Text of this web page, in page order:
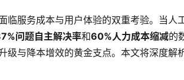
临服务成本与用户体验的双重考验。当人
问题自主解决率和60%人力成本缩减的
级与降本增效的黄金支点。本文将深度解